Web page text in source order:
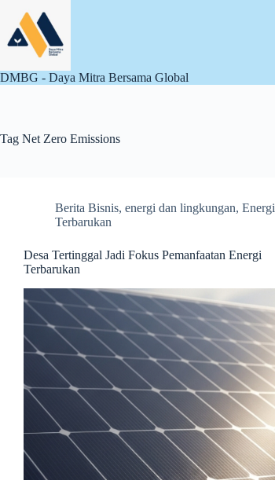
content
DMBG - Daya Mitra Bersama Global
Tag Net Zero Emissions
Berita Bisnis, energi dan lingkungan, Energi
Terbarukan
Desa Tertinggal Jadi Fokus Pemanfaatan Energi
Terbarukan